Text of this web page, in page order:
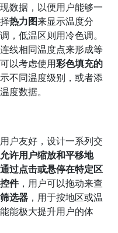
数据，以便用户能够一
热力图来显示温度分
，低温区则用冷色调。
连线相同温度点来形成等
以考虑使用彩色填充的
不同温度级别，或者添
度数据。
户友好，设计一系列交
允许用户缩放和平移地
通过点击或悬停在特定区
件，用户可以拖动来查
筛选器 ，用于按地区或温
能极大提升用户的体